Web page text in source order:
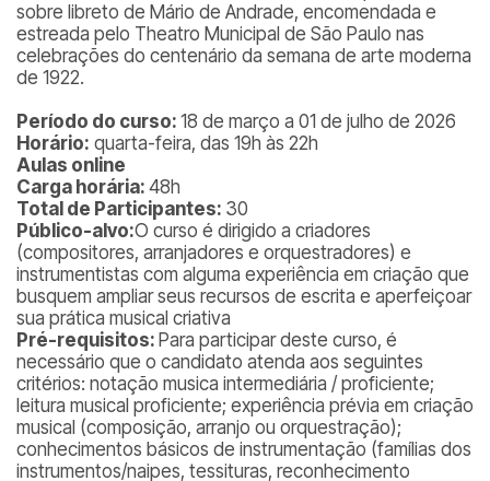
sobre libreto de Mário de Andrade, encomendada e
estreada pelo Theatro Municipal de São Paulo nas
celebrações do centenário da semana de arte moderna
de 1922.
Período do curso: 18 de março a 01 de julho de 2026
Horário: quarta-feira, das 19h às 22h
Aulas online
Carga horária: 48h
Total de Participantes: 30
Público-alvo:O curso é dirigido a criadores
(compositores, arranjadores e orquestradores) e
instrumentistas com alguma experiência em criação que
busquem ampliar seus recursos de escrita e aperfeiçoar
sua prática musical criativa
Pré-requisitos: Para participar deste curso, é
necessário que o candidato atenda aos seguintes
critérios: notação musica intermediária / proficiente;
leitura musical proficiente; experiência prévia em criação
musical (composição, arranjo ou orquestração);
conhecimentos básicos de instrumentação (famílias dos
instrumentos/naipes, tessituras, reconhecimento